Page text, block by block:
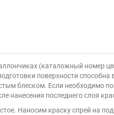
(каталожный номер
поверхности
блеском. Если необходимо
нанесения последнего слоя
Наносим краску спрей на